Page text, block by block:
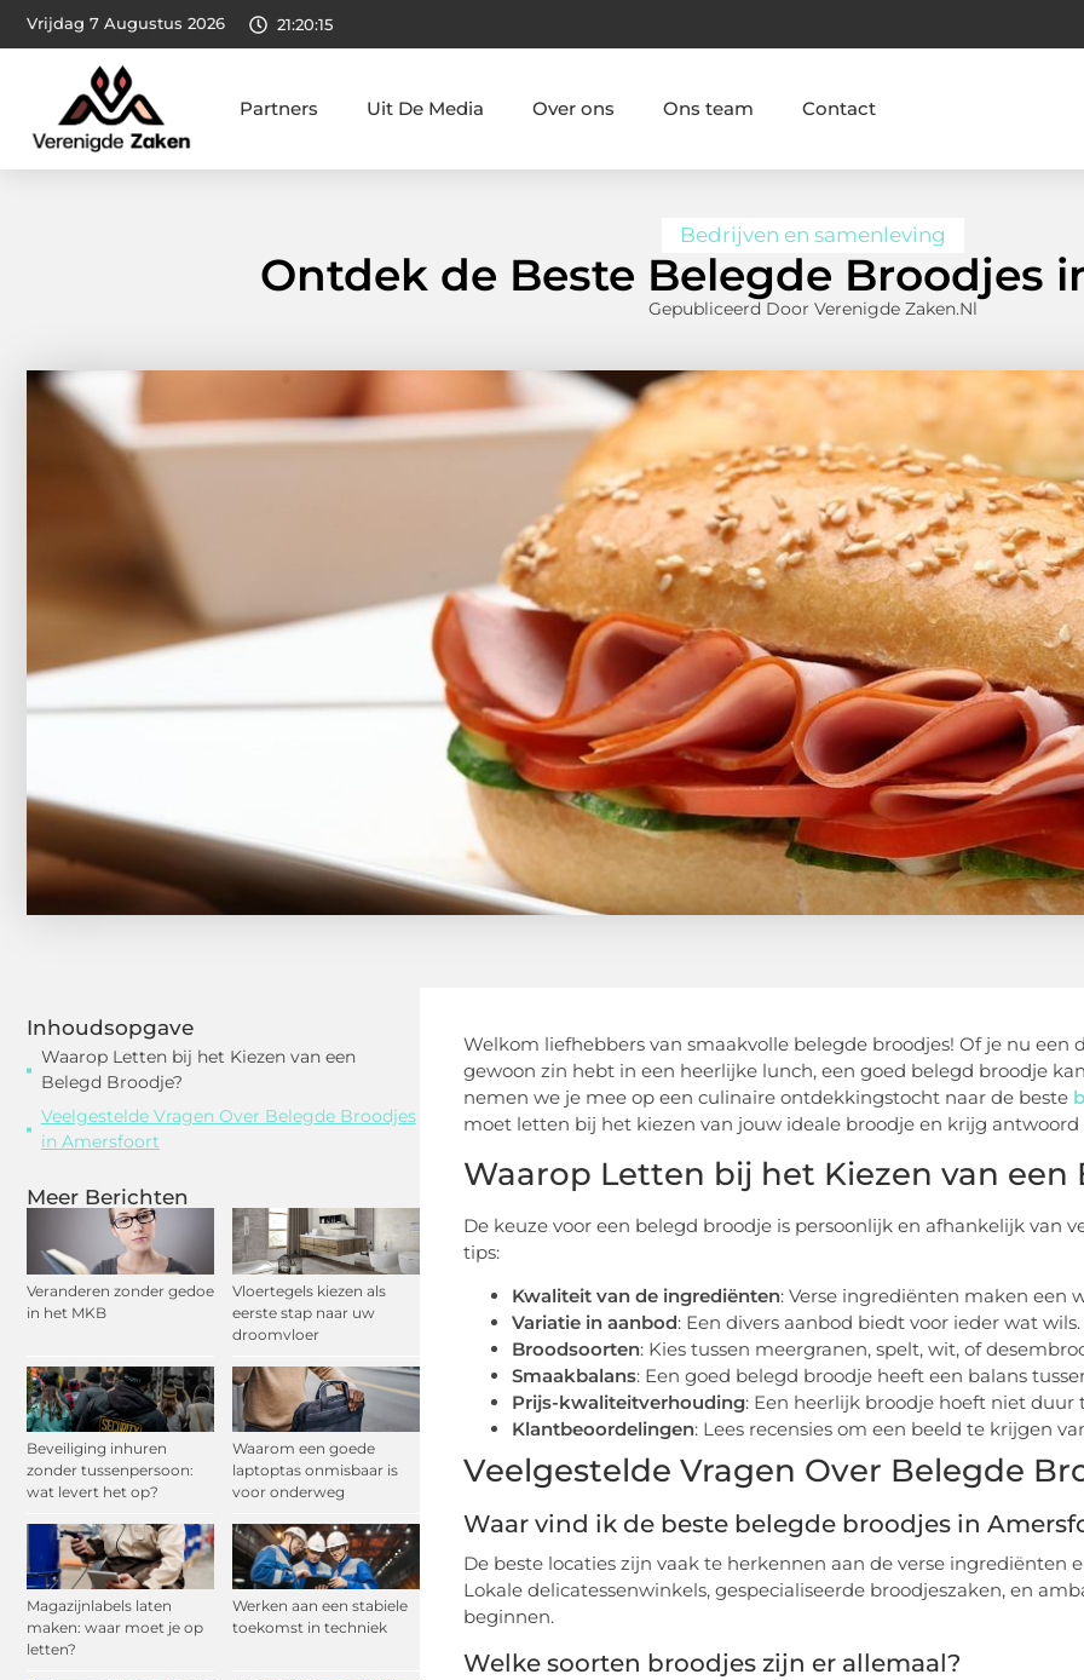
Vrijdag 7 Augustus 2026 21:20:16
Partners Uit De Media Over ons Ons team Contact
Bedrijven en samenleving
Ontdek de Beste Belegde Broodjes
Gepubliceerd Door Verenigde Zaken.nl
Inhoudsopgave
Waarop Letten bij het Kiezen van een
Belegd Broodje?
Veelgestelde Vragen Over Belegde Broodjes
in Amersfoort
Meer Berichten
Veranderen zonder gedoe
in het MKB
Vloertegels kiezen als
eerste stap naar uw
droomvloer
Beveiliging inhuren
zonder tussenpersoon:
wat levert het op?
Waarom een goede
laptoptas onmisbaar is
voor onderweg
Magazijnlabels laten
maken: waar moet je op
letten?
Werken aan een stabiele
toekomst in techniek
Welkom liefhebbers van smaakvolle belegde broodjes! Of je nu
gewoon zin hebt in een heerlijke lunch, een goed belegd broodje
nemen we je mee op een culinaire ontdekkingstocht naar de beste
moet letten bij het kiezen van jouw ideale broodje en krijg antwoord
Waarop Letten bij het Kiezen van een
De keuze voor een belegd broodje is persoonlijk en afhankelijk van
tips:
Kwaliteit van de ingrediënten: Verse ingrediënten maken een
Variatie in aanbod: Een divers aanbod biedt voor ieder wat wils.
Broodsoorten: Kies tussen meergranen, spelt, wit, of
Smaakbalans: Een goed belegd broodje heeft een balans
Prijs-kwaliteitverhouding: Een heerlijk broodje hoeft niet
Klantbeoordelingen: Lees recensies om een beeld te krijgen
Veelgestelde Vragen Over Belegde
Waar vind ik de beste belegde broodjes in
De beste locaties zijn vaak te herkennen aan de verse ingrediënten
Lokale delicatessenwinkels, gespecialiseerde broodjeszaken, en
beginnen.
Welke soorten broodjes zijn er allemaal?